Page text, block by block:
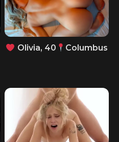
Olivia, 40 Columbus